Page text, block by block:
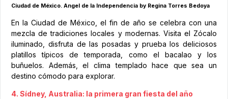
Ciudad de México. Angel de la Independencia by Regina Torres Bedoya
En la Ciudad de México, el fin de año se celebra con una
mezcla de tradiciones locales y modernas. Visita el Zócalo
iluminado, disfruta de las posadas y prueba los deliciosos
platillos típicos de temporada, como el bacalao y los
buñuelos. Además, el clima templado hace que sea un
destino cómodo para explorar.
4. Sídney, Australia: la primera gran fiesta del año